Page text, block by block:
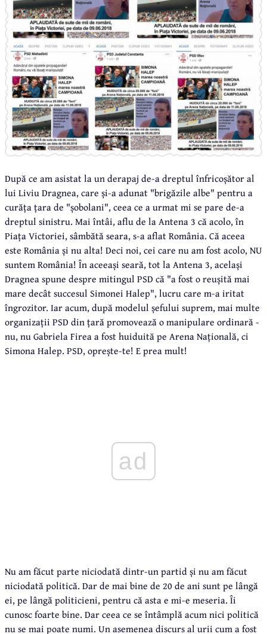
După ce am asistat la un derapaj de-a dreptul înfricoșător al
lui Liviu Dragnea, care și-a adunat "brigăzile albe" pentru a
curăța țara de "șobolani", ceea ce a urmat mi se pare de-a
dreptul sinistru. Mai întâi, aflu de la Antena 3 că acolo, în
Piața Victoriei, sâmbătă seara, s-a aflat România. Că aceea
este România și nu alta! Deci noi, cei care nu am fost acolo, NU
suntem România! În aceeași seară, tot la Antena 3, același
Dragnea spune despre mitingul PSD că "a fost o reușită mai
mare decât succesul Simonei Halep", lucru care m-a iritat
îngrozitor. Iar acum, după modelul șefului suprem, mai multe
organizații PSD din țară promovează o manipulare ordinară -
nu, nu Gabriela Firea a fost huiduită pe Arena Națională, ci
Simona Halep. PSD, oprește-te! E prea mult!
ad
Nu am făcut parte niciodată dintr-un partid și nu am făcut
niciodată politică. Dar de mai bine de 20 de ani sunt pe lângă
ei, pe lângă politicieni, pentru că asta e mi-e meseria. Îi
cunosc foarte bine. Dar ceea ce se întâmplă acum nici politică
nu se mai poate numi. Un asemenea discurs al urii cum a fost